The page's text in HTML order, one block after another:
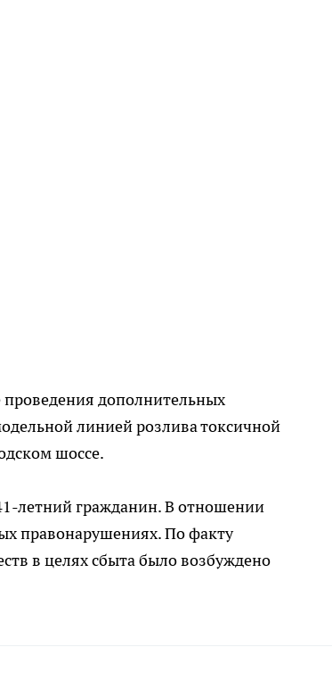
дополнительных
линией розлива токсичной
шоссе.
летний гражданин. В отношении
правонарушениях. По факту
в целях сбыта было возбуждено